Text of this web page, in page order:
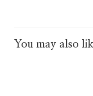
You may also